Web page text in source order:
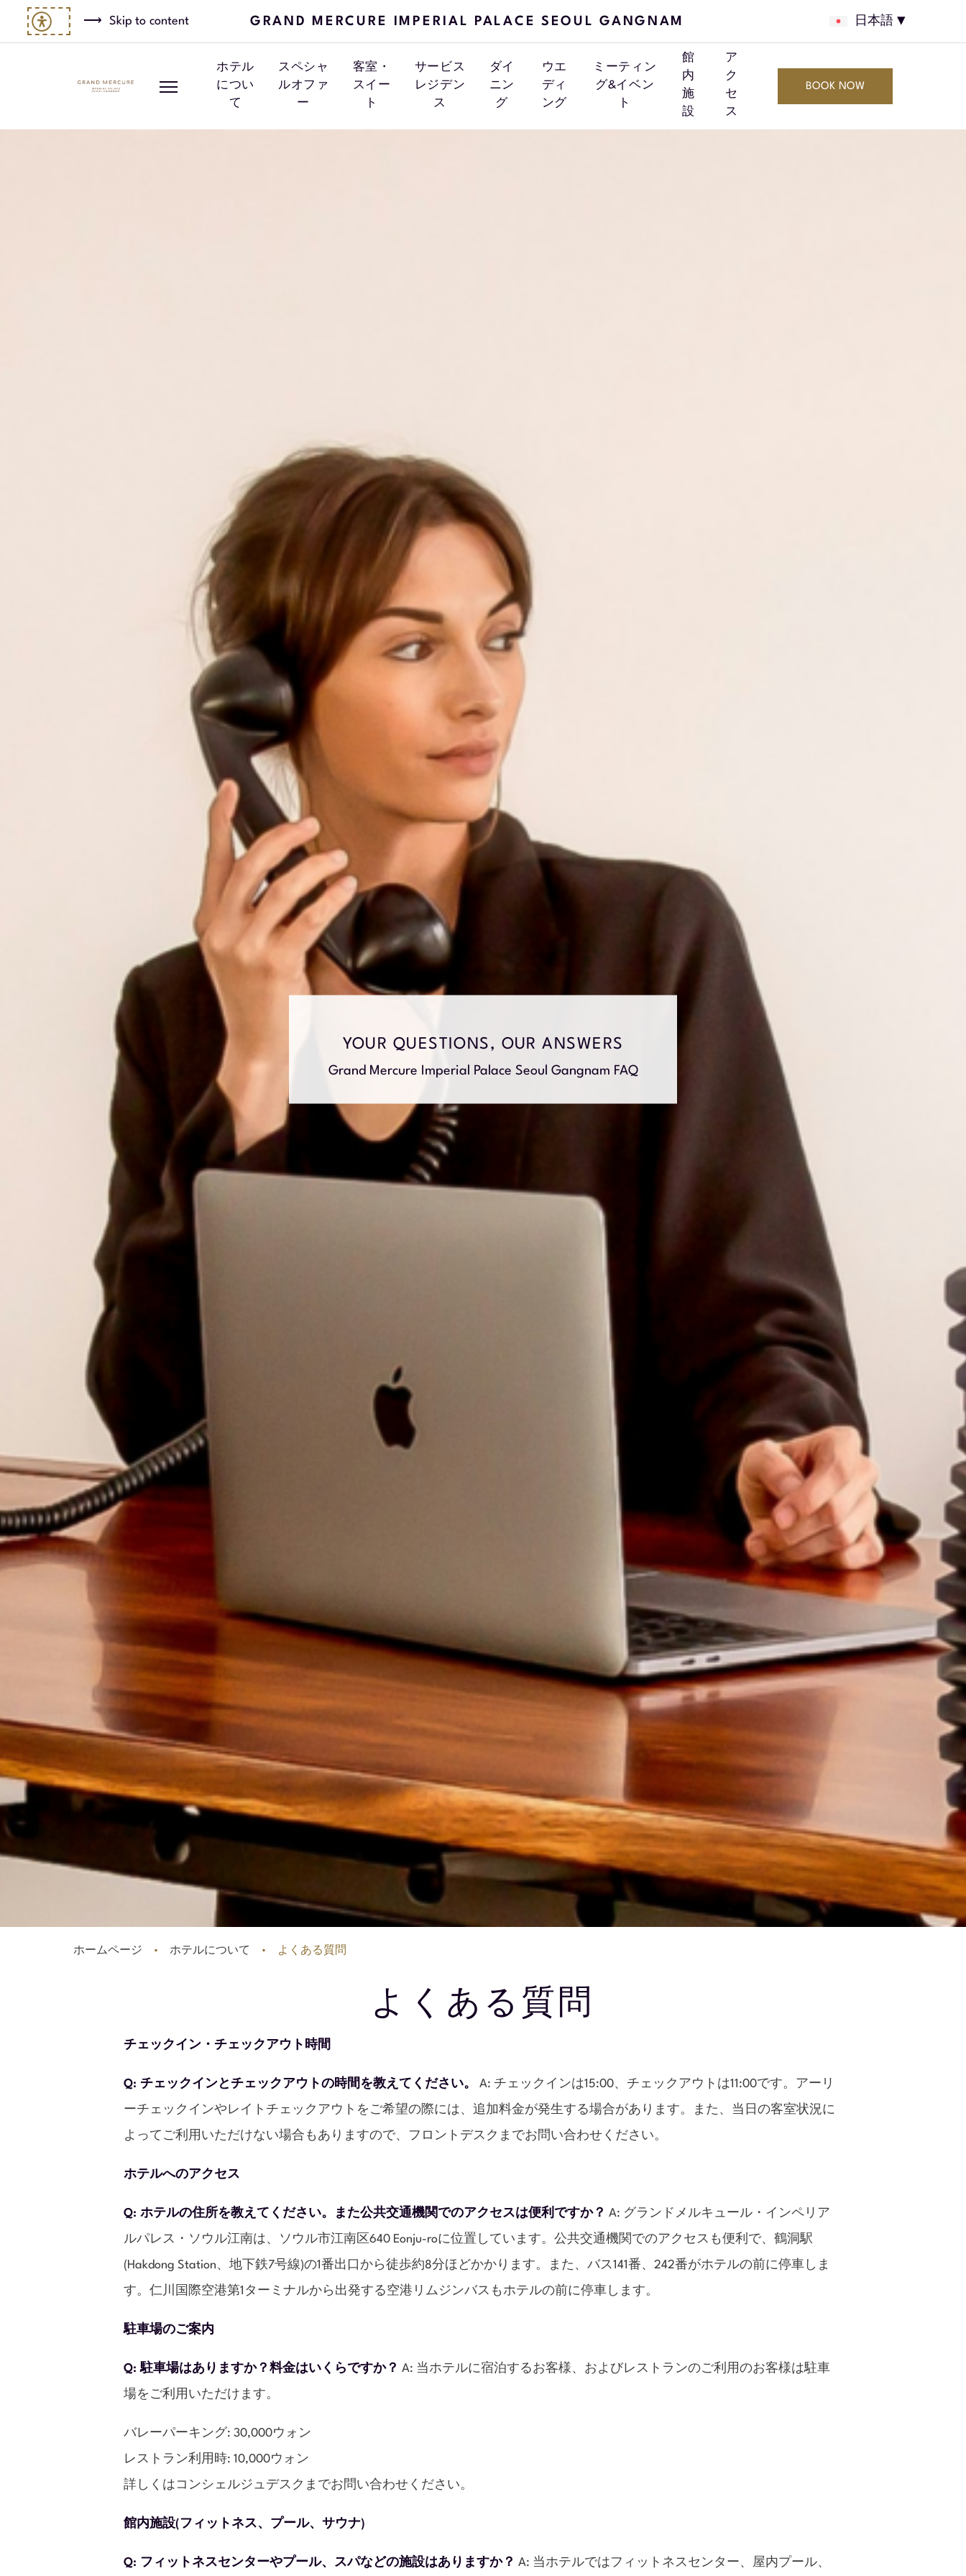
Skip to content GRAND MERCURE IMPERIAL PALACE SEOUL GANGNAM 日本語
ホテル
につい
て
スペシャ
ルオファ
ー
客室・
スイー
ト
サービス
レジデン
ス
ダイ
ニン
グ
ウエ
ディ
ング
ミーティン
グ&イベン
ト
館
内
施
設
ア
ク
セ
ス
BOOK NOW
YOUR QUESTIONS, OUR ANSWERS
Grand Mercure Imperial Palace Seoul Gangnam FAQ
ホームページ ホテルについて よくある質問
よくある質問
チェックイン・チェックアウト時間
Q: チェックインとチェックアウトの時間を教えてください。 A: チェックインは15:00、チェックアウトは11:00です。アーリ
ーチェックインやレイトチェックアウトをご希望の際には、追加料金が発生する場合があります。また、当日の客室状況に
よってご利用いただけない場合もありますので、フロントデスクまでお問い合わせください。
ホテルへのアクセス
Q: ホテルの住所を教えてください。また公共交通機関でのアクセスは便利ですか？ A: グランドメルキュール・インペリア
ルパレス・ソウル江南は、ソウル市江南区640 Eonju-roに位置しています。公共交通機関でのアクセスも便利で、鶴洞駅
(Hakdong Station、地下鉄7号線)の1番出口から徒歩約8分ほどかかります。また、バス141番、242番がホテルの前に停車しま
す。仁川国際空港第1ターミナルから出発する空港リムジンバスもホテルの前に停車します。
駐車場のご案内
Q: 駐車場はありますか？料金はいくらですか？ A: 当ホテルに宿泊するお客様、およびレストランのご利用のお客様は駐車
場をご利用いただけます。
バレーパーキング: 30,000ウォン
レストラン利用時: 10,000ウォン
詳しくはコンシェルジュデスクまでお問い合わせください。
館内施設(フィットネス、プール、サウナ)
Q: フィットネスセンターやプール、スパなどの施設はありますか？ A: 当ホテルではフィットネスセンター、屋内プール、